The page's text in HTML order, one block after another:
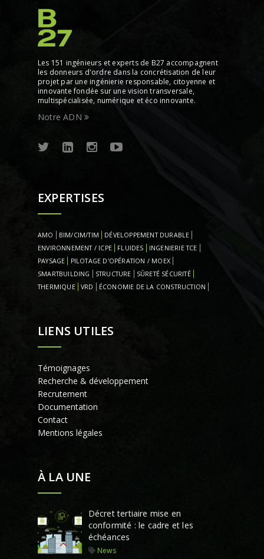
Les 151 ingénieurs et experts de B27 accompagnent
les donneurs d'ordre dans la concrétisation de leur
projet par une ingénierie responsable, citoyenne et
innovante fondée sur une vision transversale,
multispécialisée, numérique et éco innovante.
Notre ADN
EXPERTISES
AMO BIM/CIM/TIM
DÉVELOPPEMENT DURABLE
ENVIRONNEMENT / ICPE
FLUIDES
INGENIERIE TCE
PAYSAGE
PILOTAGE D'OPÉRATION / MOEX
SMARTBUILDING
STRUCTURE
SÛRETÉ SÉCURITÉ
THERMIQUE
VRD ÉCONOMIE DE LA CONSTRUCTION
LIENS UTILES
Témoignages
Recherche & développement
Recrutement
Documentation
Contact
Mentions légales
À LA UNE
Décret tertiaire mise en
conformité : le cadre et les
échéances
News